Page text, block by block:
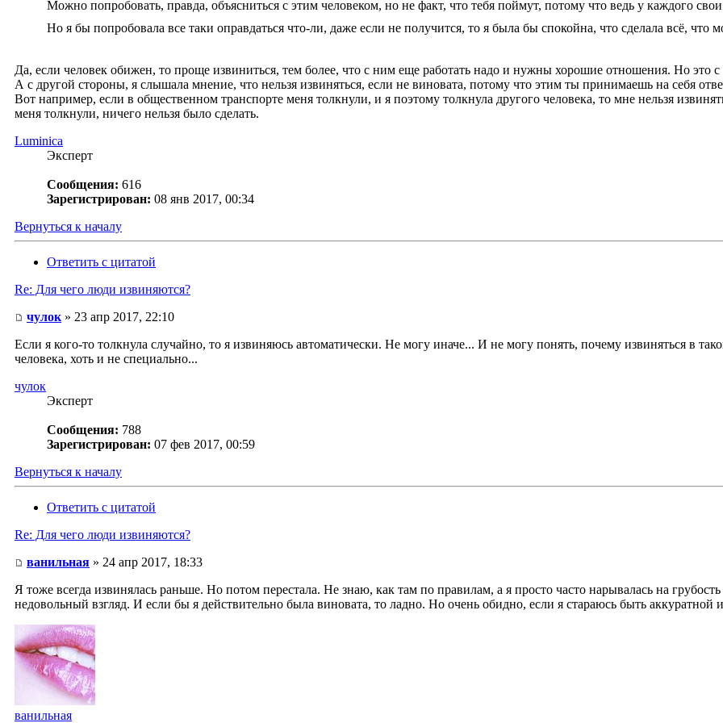
Можно попробовать, правда, объясниться с этим человеком, но не факт, что тебя поймут, потому что ведь у каждого
Но я бы попробовала все таки оправдаться что-ли, даже если не получится, то я была бы спокойна, что сделала всё, что
Да, если человек обижен, то проще извиниться, тем более, что с ним еще работать надо и нужны хорошие отношения. Но это
А с другой стороны, я слышала мнение, что нельзя извиняться, если не виновата, потому что этим ты принимаешь на себя
Вот например, если в общественном транспорте меня толкнули, и я поэтому толкнула другого человека, то мне нельзя
меня толкнули, ничего нельзя было сделать.
Luminica
Эксперт
Сообщения: 616
Зарегистрирован: 08 янв 2017, 00:34
Вернуться к началу
Ответить с цитатой
Re: Для чего люди извиняются?
чулок » 23 апр 2017, 22:10
Если я кого-то толкнула случайно, то я извиняюсь автоматически. Не могу иначе... И не могу понять, почему извиняться в
человека, хоть и не специально...
чулок
Эксперт
Сообщения: 788
Зарегистрирован: 07 фев 2017, 00:59
Вернуться к началу
Ответить с цитатой
Re: Для чего люди извиняются?
ванильная » 24 апр 2017, 18:33
Я тоже всегда извинялась раньше. Но потом перестала. Не знаю, как там по правилам, а я просто часто нарывалась на
недовольный взгляд. И если бы я действительно была виновата, то ладно. Но очень обидно, если я стараюсь быть аккуратной
ванильная